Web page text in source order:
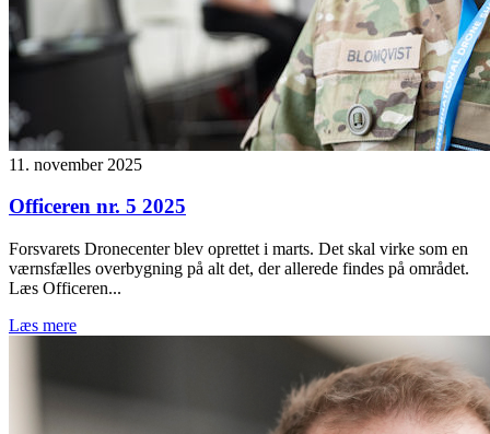
11. november 2025
Officeren nr. 5 2025
Forsvarets Dronecenter blev oprettet i marts. Det skal virke som en
værnsfælles overbygning på alt det, der allerede findes på området.
Læs Officeren...
Læs mere